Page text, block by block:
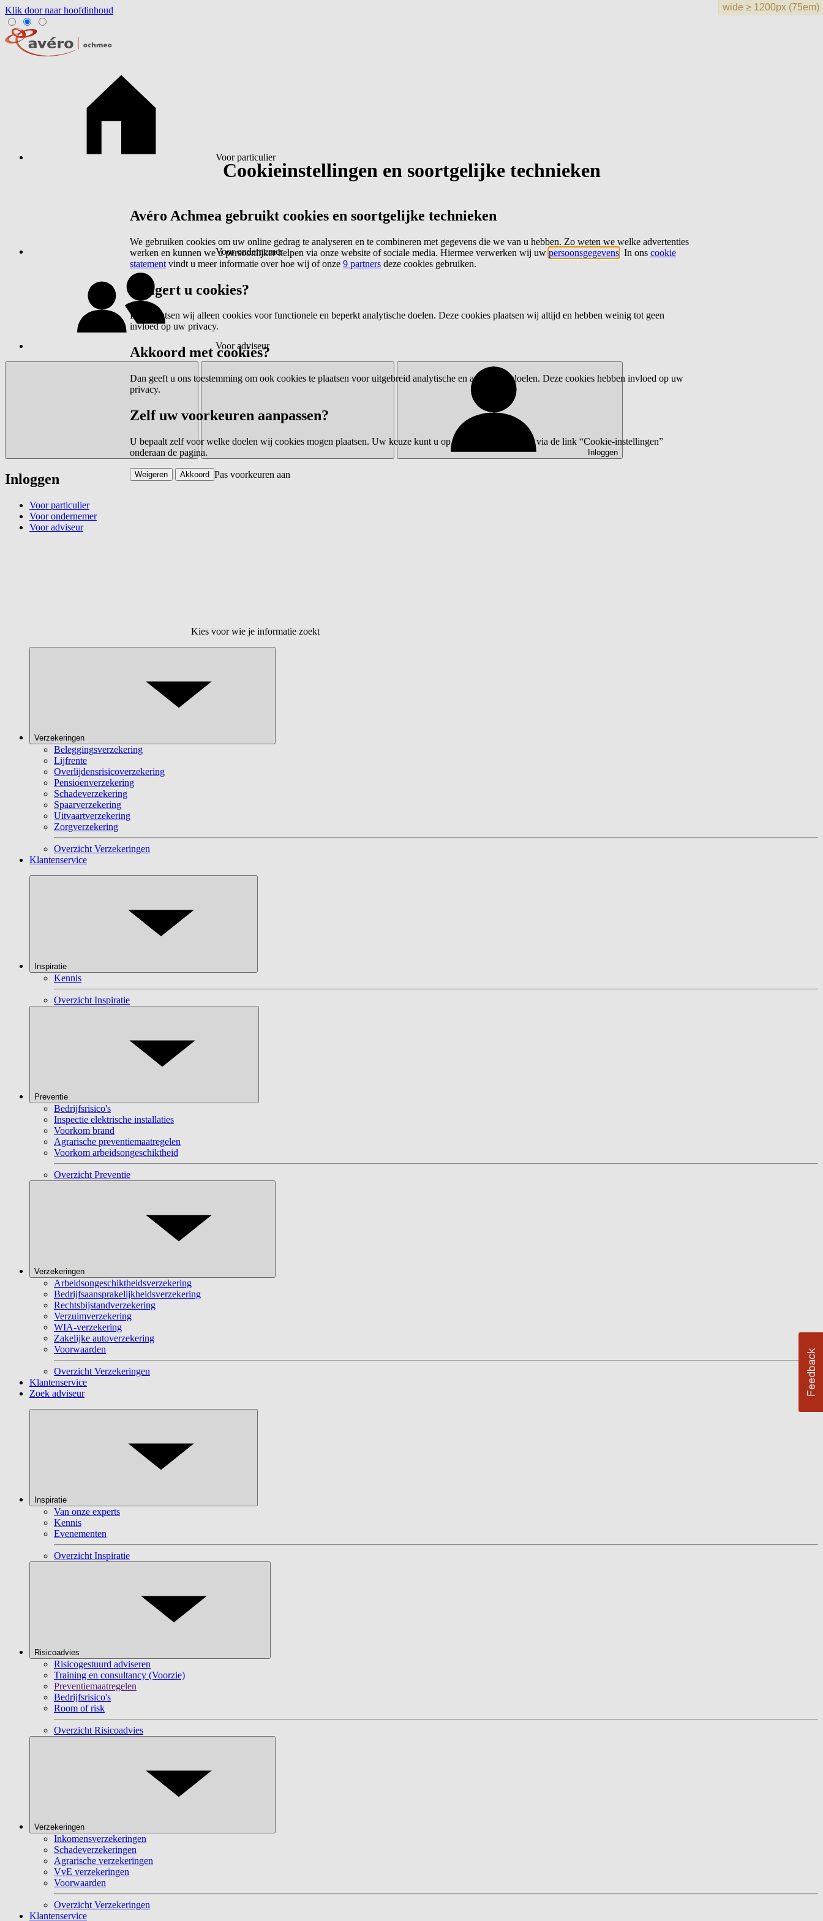
Klik door naar hoofdinhoud
Voor particulier
Voor ondernemer
Voor adviseur
Inloggen
Inloggen
Voor particulier
Voor ondernemer
Voor adviseur
Kies voor wie je informatie zoekt
Verzekeringen
Beleggingsverzekering
Lijfrente
Overlijdensrisicoverzekering
Pensioenverzekering
Schadeverzekering
Spaarverzekering
Uitvaartverzekering
Zorgverzekering
Overzicht Verzekeringen
Klantenservice
Inspiratie
Kennis
Overzicht Inspiratie
Preventie
Bedrijfsrisico's
Inspectie elektrische installaties
Voorkom brand
Agrarische preventiemaatregelen
Voorkom arbeidsongeschiktheid
Overzicht Preventie
Verzekeringen
Arbeidsongeschiktheidsverzekering
Bedrijfsaansprakelijkheidsverzekering
Rechtsbijstandverzekering
Verzuimverzekering
WIA-verzekering
Zakelijke autoverzekering
Voorwaarden
Overzicht Verzekeringen
Klantenservice
Zoek adviseur
Inspiratie
Van onze experts
Kennis
Evenementen
Overzicht Inspiratie
Risicoadvies
Risicogestuurd adviseren
Training en consultancy (Voorzie)
Preventiemaatregelen
Bedrijfsrisico's
Room of risk
Overzicht Risicoadvies
Verzekeringen
Inkomensverzekeringen
Schadeverzekeringen
Agrarische verzekeringen
VvE verzekeringen
Voorwaarden
Overzicht Verzekeringen
Klantenservice
Cookieinstellingen en soortgelijke technieken
Avéro Achmea gebruikt cookies en soortgelijke technieken
We gebruiken cookies om uw online gedrag te analyseren en te combineren met gegevens die we van u hebben. Zo weten we welke advertenties
werken en kunnen we u persoonlijker helpen via onze website of sociale media. Hiermee verwerken wij uw persoonsgegevens . In ons cookie
statement vindt u meer informatie over hoe wij of onze 9 partners deze cookies gebruiken.
Weigert u cookies?
Dan plaatsen wij alleen cookies voor functionele en beperkt analytische doelen. Deze cookies plaatsen wij altijd en hebben weinig tot geen
invloed op uw privacy.
Akkoord met cookies?
Dan geeft u ons toestemming om ook cookies te plaatsen voor uitgebreid analytische en advertentiedoelen. Deze cookies hebben invloed op uw
privacy.
Zelf uw voorkeuren aanpassen?
U bepaalt zelf voor welke doelen wij cookies mogen plaatsen. Uw keuze kunt u op elk moment wijzigen via de link “Cookie-instellingen”
onderaan de pagina.
Pas voorkeuren aan
Weigeren Akkoord